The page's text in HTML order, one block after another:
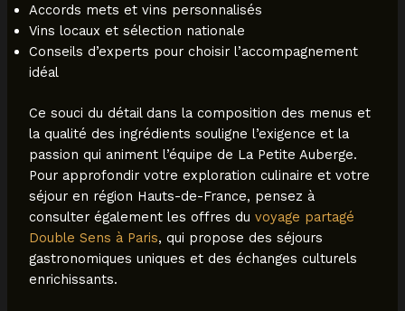
Accords mets et vins personnalisés
Vins locaux et sélection nationale
Conseils d’experts pour choisir l’accompagnement
idéal
Ce souci du détail dans la composition des menus et
la qualité des ingrédients souligne l’exigence et la
passion qui animent l’équipe de La Petite Auberge.
Pour approfondir votre exploration culinaire et votre
séjour en région Hauts-de-France, pensez à
consulter également les offres du voyage partagé
Double Sens à Paris, qui propose des séjours
gastronomiques uniques et des échanges culturels
enrichissants.